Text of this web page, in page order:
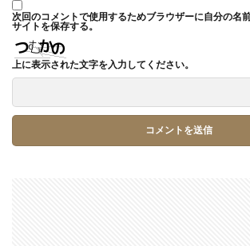
次回のコメントで使用するためブラウザーに自分の名
サイトを保存する。
上に表示された文字を入力してください。